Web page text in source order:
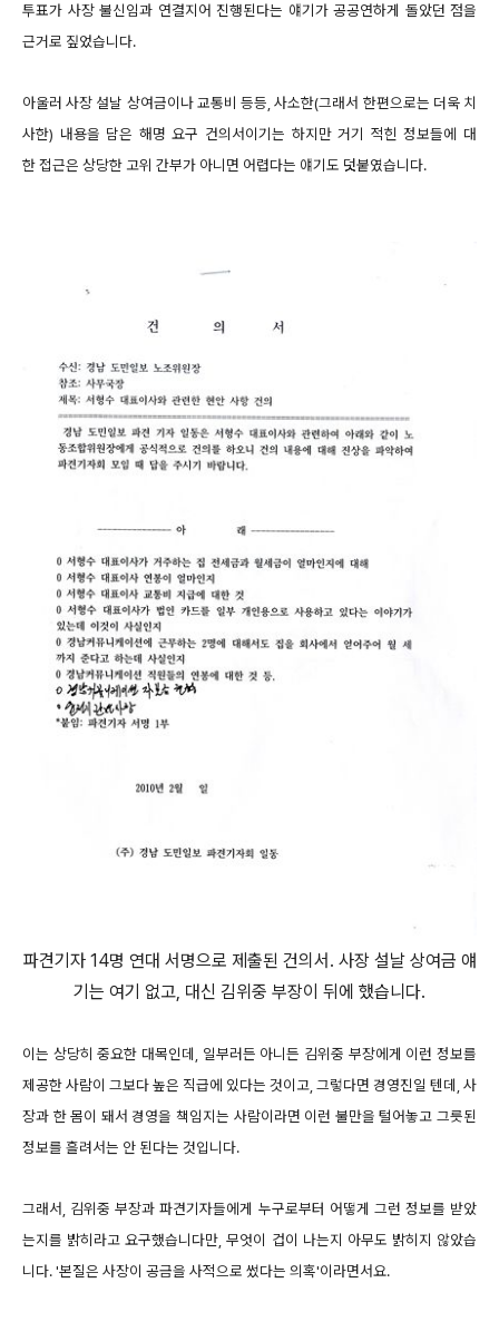
투표가 사장 불신임과 연결지어 진행된다는 얘기가 공공연하게 돌았던 점을
근거로 짚었습니다.
아울러 사장 설날 상여금이나 교통비 등등, 사소한(그래서 한편으로는 더욱 치
사한) 내용을 담은 해명 요구 건의서이기는 하지만 거기 적힌 정보들에 대
한 접근은 상당한 고위 간부가 아니면 어렵다는 얘기도 덧붙였습니다.
파견기자 14명 연대 서명으로 제출된 건의서. 사장 설날 상여금 얘
기는 여기 없고, 대신 김위중 부장이 뒤에 했습니다.
이는 상당히 중요한 대목인데, 일부러든 아니든 김위중 부장에게 이런 정보를
제공한 사람이 그보다 높은 직급에 있다는 것이고, 그렇다면 경영진일 텐데, 사
장과 한 몸이 돼서 경영을 책임지는 사람이라면 이런 불만을 털어놓고 그릇된
정보를 흘려서는 안 된다는 것입니다.
그래서, 김위중 부장과 파견기자들에게 누구로부터 어떻게 그런 정보를 받았
는지를 밝히라고 요구했습니다만, 무엇이 겁이 나는지 아무도 밝히지 않았습
니다. '본질은 사장이 공금을 사적으로 썼다는 의혹'이라면서요.